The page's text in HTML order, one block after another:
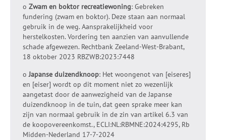
o Zwam en boktor recreatiewoning: Gebreken
fundering (zwam en boktor). Deze staan aan normaal
gebruik in de weg. Aansprakelijkheid voor
herstelkosten. Vordering ten aanzien van aanvullende
schade afgewezen. Rechtbank Zeeland-West-Brabant,
18 oktober 2023 RBZWB:2023:7448
oJapanse duizendknoop: Het woongenot van [eiseres]
en [eiser] wordt op dit moment niet zo wezenlijk
aangetast door de aanwezigheid van de Japanse
duizendknoop in de tuin, dat geen sprake meer kan
zijn van normaal gebruik in de zin van artikel 6.3 van
de koopovereenkomst., ECLI:NL:RBMNE:2024:4295, Rb
Midden-Nederland 17-7-2024